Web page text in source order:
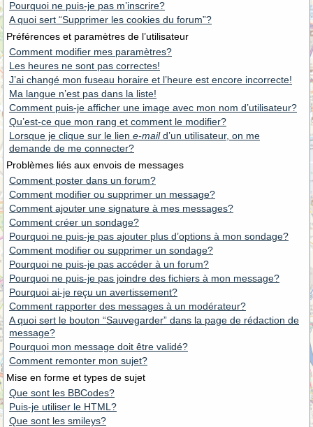
Pourquoi ne puis-je pas m’inscrire?
A quoi sert “Supprimer les cookies du forum”?
Préférences et paramètres de l’utilisateur
Comment modifier mes paramètres?
Les heures ne sont pas correctes!
J’ai changé mon fuseau horaire et l’heure est encore incorrecte!
Ma langue n’est pas dans la liste!
Comment puis-je afficher une image avec mon nom d’utilisateur?
Qu’est-ce que mon rang et comment le modifier?
Lorsque je clique sur le lien e-maild’un utilisateur, on me
demande de me connecter?
Problèmes liés aux envois de messages
Comment poster dans un forum?
Comment modifier ou supprimer un message?
Comment ajouter une signature à mes messages?
Comment créer un sondage?
Pourquoi ne puis-je pas ajouter plus d’options à mon sondage?
Comment modifier ou supprimer un sondage?
Pourquoi ne puis-je pas accéder à un forum?
Pourquoi ne puis-je pas joindre des fichiers à mon message?
Pourquoi ai-je reçu un avertissement?
Comment rapporter des messages à un modérateur?
A quoi sert le bouton “Sauvegarder” dans la page de rédaction de
message?
Pourquoi mon message doit être validé?
Comment remonter mon sujet?
Mise en forme et types de sujet
Que sont les BBCodes?
Puis-je utiliser le HTML?
Que sont les smileys?